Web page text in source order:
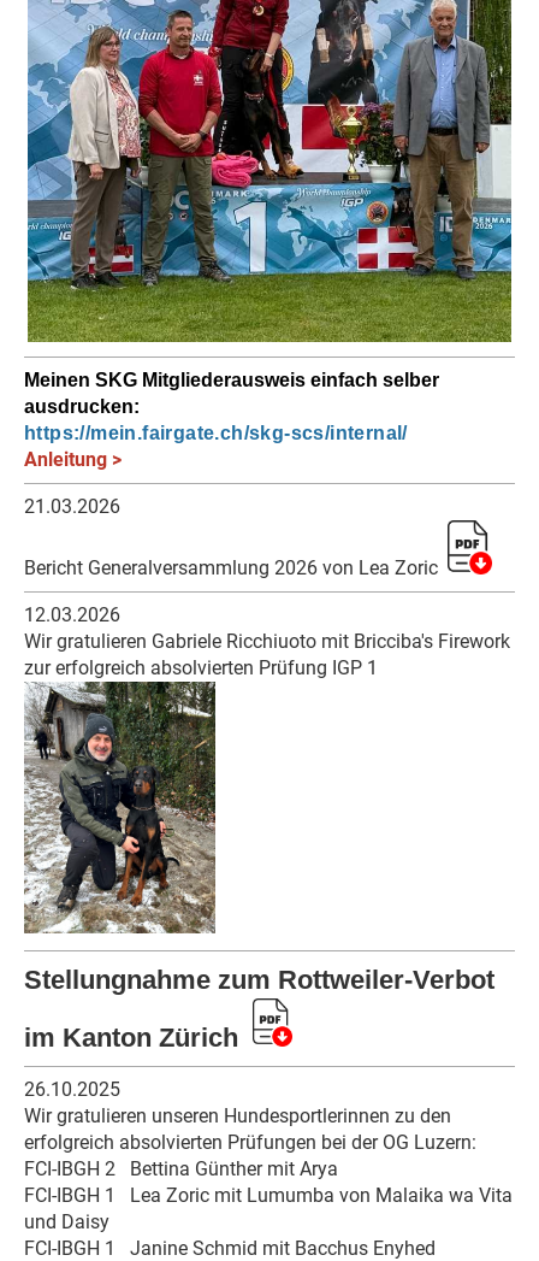
Meinen SKG Mitgliederausweis einfach selber
ausdrucken:
https://mein.fairgate.ch/skg-scs/internal/
Anleitung >
21.03.2026
Bericht Generalversammlung 2026 von Lea Zoric
12.03.2026
Wir gratulieren Gabriele Ricchiuoto mit Bricciba's Firework
zur erfolgreich absolvierten Prüfung IGP 1
Stellungnahme zum Rottweiler-Verbot
im Kanton Zürich
26.10.2025
Wir gratulieren unseren Hundesportlerinnen zu den
erfolgreich absolvierten Prüfungen bei der OG Luzern:
FCI-IBGH 2
Bettina Günther mit Arya
FCI-IBGH 1
Lea Zoric mit Lumumba von Malaika wa Vita
und Daisy
FCI-IBGH 1
Janine Schmid mit Bacchus Enyhed